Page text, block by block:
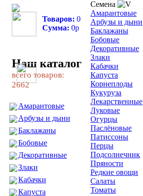
Товаров: 0
Сумма: 0р
Наш каталог
всего товаров:
2662
Амарантовые
Арбузы и дыни
Баклажаны
Бобовые
Декоративные
Злаки
Кабачки
Капуста
Семена
Амарантовые
Арбузы и дыни
Баклажаны
Бобовые
Декоративные
Злаки
Кабачки
Капуста
Корнеплоды
Кукуруза
Лекарственные
Луковые
Огурцы
Паслёновые
Патиссоны
Перцы
Подсолнечник
Пряности
Редкие овощи
Салаты
Томаты